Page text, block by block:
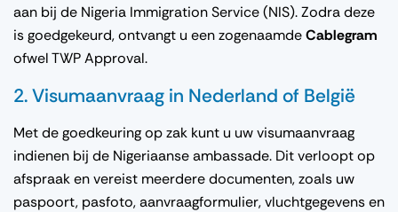
aan bij de Nigeria Immigration Service (NIS). Zodra deze
is goedgekeurd, ontvangt u een zogenaamdeCablegram
ofwel TWP Approval.
2. Visumaanvraag in Nederland of België
Met de goedkeuring op zak kunt u uw visumaanvraag
indienen bij de Nigeriaanse ambassade. Dit verloopt op
afspraak en vereist meerdere documenten, zoals uw
paspoort, pasfoto, aanvraagformulier, vluchtgegevens en